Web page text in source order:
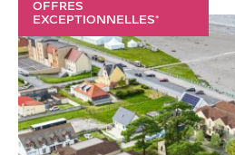
OFFRES
EXCEPTIONNELLES*